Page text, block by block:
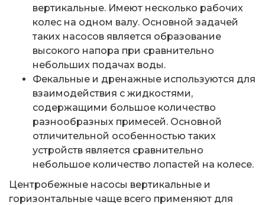
вертикальные. Имеют несколько рабочих
колес на одном валу. Основной задачей
таких насосов является образование
высокого напора при сравнительно
небольших подачах воды.
Фекальные и дренажные используются для
взаимодействия с жидкостями,
содержащими большое количество
разнообразных примесей. Основной
отличительной особенностью таких
устройств является сравнительно
небольшое количество лопастей на колесе.
Центробежные насосы вертикальные и
горизонтальные чаще всего применяют для